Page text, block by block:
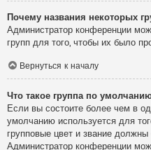
Почему названия некоторых
Администратор конференции
групп для того, чтобы их было
Вернуться к началу
Что такое группа по
Если вы состоите более чем в
умолчанию используется для
групповые цвет и звание
Администратор конференции